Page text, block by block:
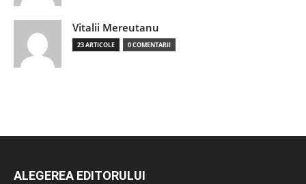
Vitalii Mereutanu
23 ARTICOLE 0 COMENTARII
ALEGEREA EDITORULUI